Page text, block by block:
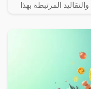
المرتبطة بهذا